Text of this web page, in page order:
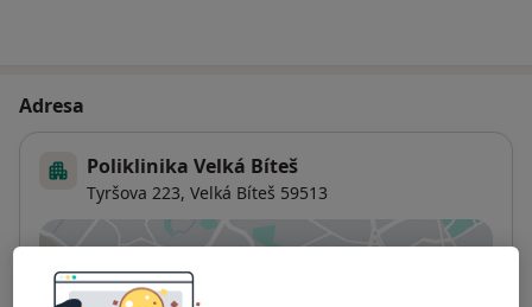
Adresa
Poliklinika Velká Bíteš
Tyršova 223, Velká Bíteš 59513